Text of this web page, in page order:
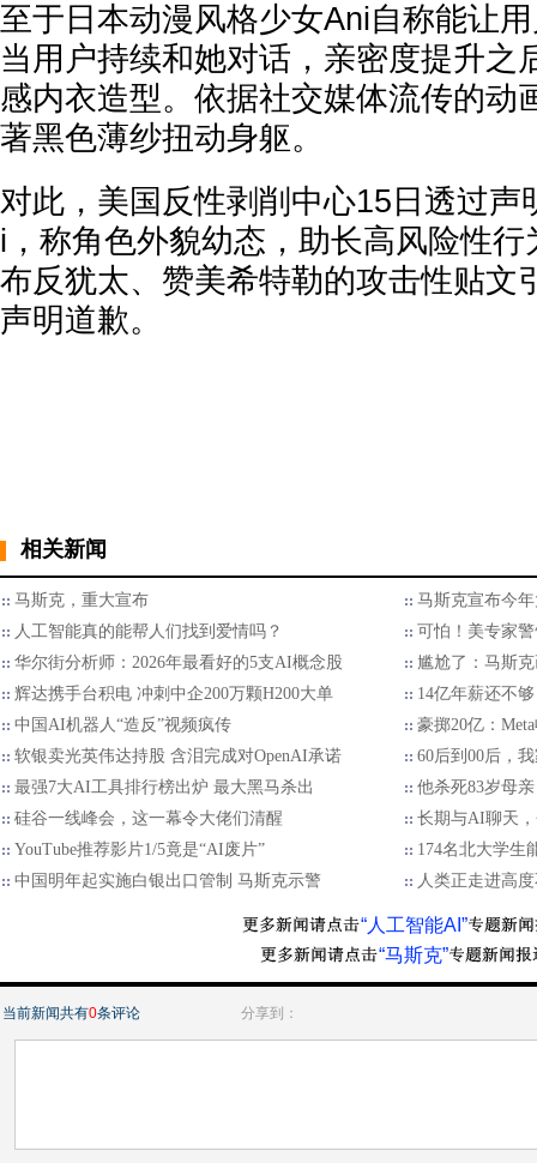
至于日本动漫风格少女Ani自称能让用
当用户持续和她对话，亲密度提升之
感内衣造型。依据社交媒体流传的动
著黑色薄纱扭动身躯。
对此，美国反性剥削中心15日透过声
i，称角色外貌幼态，助长高风险性
布反犹太、赞美希特勒的攻击性贴文
声明道歉。
相关新闻
马斯克，重大宣布
马斯克宣布今
人工智能真的能帮人们找到爱情吗？
可怕！美专家
华尔街分析师：2026年最看好的5支AI概念股
尴尬了：马斯
辉达携手台积电 冲刺中企200万颗H200大单
14亿年薪还不
中国AI机器人“造反”视频疯传
豪掷20亿：
软银卖光英伟达持股 含泪完成对OpenAI承诺
60后到00后，
最强7大AI工具排行榜出炉 最大黑马杀出
他杀死83岁母
硅谷一线峰会，这一幕令大佬们清醒
长期与AI聊天
YouTube推荐影片1/5竟是“AI废片”
174名北大学生
中国明年起实施白银出口管制 马斯克示警
人类正走进高
“人工智能AI”
“马斯克”
当前新闻共有0条评论 分享到：